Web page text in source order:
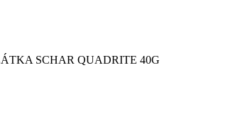
SCHAR QUADRITE 40G